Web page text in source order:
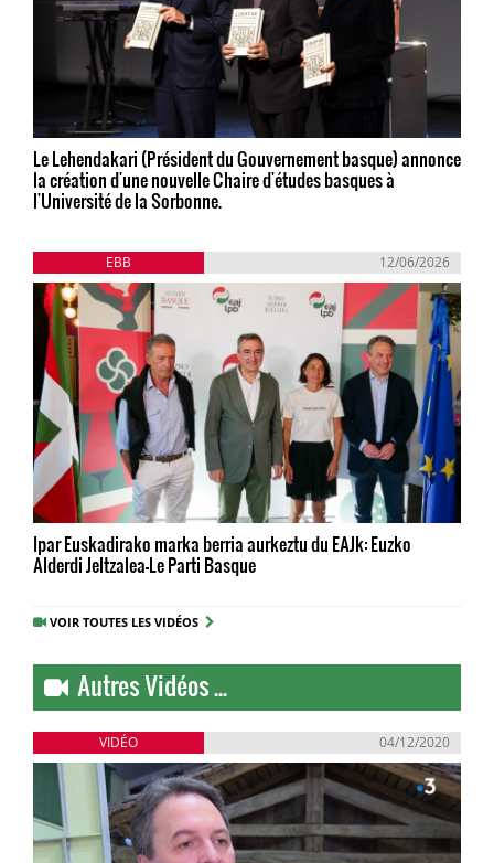
Le Lehendakari (Président du Gouvernement basque) annonce
la création d'une nouvelle Chaire d'études basques à
l'Université de la Sorbonne.
EBB 12/06/2026
Ipar Euskadirako marka berria aurkeztu du EAJk: Euzko
Alderdi Jeltzalea-Le Parti Basque
VOIR TOUTES LES VIDÉOS
Autres Vidéos ...
VIDÉO 04/12/2020